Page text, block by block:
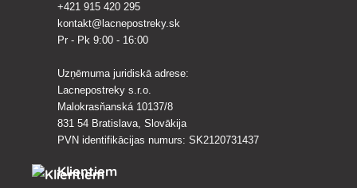
+421 915 420 295
kontakt@lacnepostreky.sk
Pr - Pk 9:00 - 16:00
Uzņēmuma juridiskā adrese:
Lacnepostreky s.r.o.
Malokrasňanská 10137/8
831 54 Bratislava, Slovākija
PVN identifikācijas numurs: SK2120731437
Klientiem